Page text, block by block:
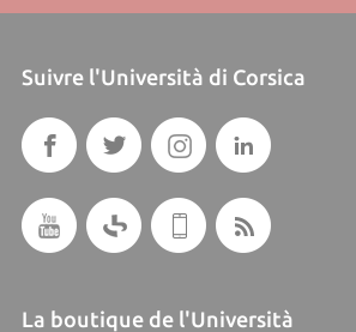
Suivre l'Università di Corsica
La boutique de l'Università